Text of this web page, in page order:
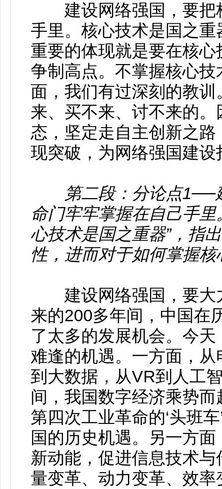
建设网络强国，要把
手里。核心技术是国之重
重要的体现就是要在核
争制高点。不掌握核心
面，我们有过深刻的教
来、买不来、讨不来的
态，坚定走自主创新之
现突破，为网络强国建
第二段：分论点1──
命门牢牢掌握在自己手
心技术是国之重器”，指
性，进而对于如何掌握
建设网络强国，要大
来的200多年间，中国在
了太多的发展机会。今
难逢的机遇。一方面，
到大数据，从VR到人工
间，我国数字经济乘势
第四次工业革命的‘头班
国的历史机遇。另一方
新动能，促进信息技术
量变革、动力变革、效